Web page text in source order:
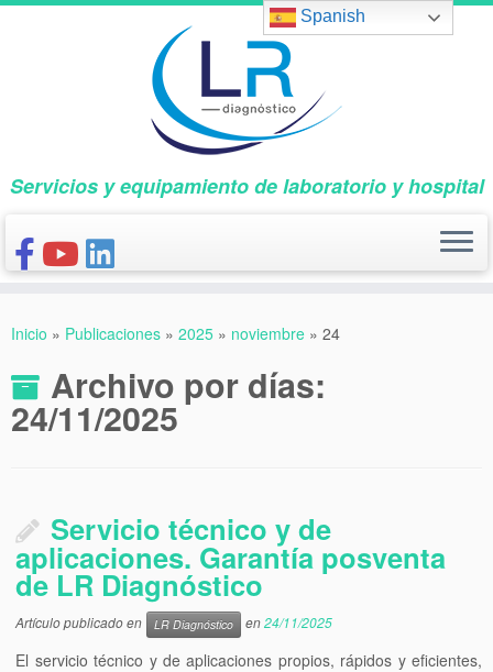
Saltar
Servicios y equipamiento de laboratorio y hospital
CONÓCENOS
NUESTROS PRODUCTOS
PUBLICACIONES
Inicio » Publicaciones » 2025 » noviembre » 24
Archivo por días:
24/11/2025
Servicio técnico y de
aplicaciones. Garantía posventa
de LR Diagnóstico
Artículo publicado en LR Diagnóstico en24/11/2025
El servicio técnico y de aplicaciones propios, rápidos y eficientes,
Spanish